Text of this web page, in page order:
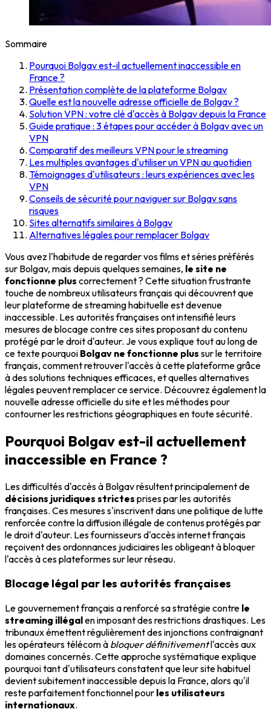
Sommaire
Pourquoi Bolgav est-il actuellement inaccessible en
France ?
Présentation complète de la plateforme Bolgav
Quelle est la nouvelle adresse officielle de Bolgav ?
Solution VPN : votre clé d'accès à Bolgav depuis la France
Guide pratique : 3 étapes pour accéder à Bolgav avec un
VPN
Comparatif des meilleurs VPN pour le streaming
Les multiples avantages d'utiliser un VPN au quotidien
Témoignages d'utilisateurs : leurs expériences avec les
VPN
Conseils de sécurité pour naviguer sur Bolgav sans
risques
Sites alternatifs similaires à Bolgav
Alternatives légales pour remplacer Bolgav
Vous avez l'habitude de regarder vos films et séries préférés
sur Bolgav, mais depuis quelques semaines, le site ne
fonctionne plus correctement ? Cette situation frustrante
touche de nombreux utilisateurs français qui découvrent que
leur plateforme de streaming habituelle est devenue
inaccessible. Les autorités françaises ont intensifié leurs
mesures de blocage contre ces sites proposant du contenu
protégé par le droit d'auteur. Je vous explique tout au long de
ce texte pourquoi Bolgav ne fonctionne plus sur le territoire
français, comment retrouver l'accès à cette plateforme grâce
à des solutions techniques efficaces, et quelles alternatives
légales peuvent remplacer ce service. Découvrez également la
nouvelle adresse officielle du site et les méthodes pour
contourner les restrictions géographiques en toute sécurité.
Pourquoi Bolgav est-il actuellement
inaccessible en France ?
Les difficultés d'accès à Bolgav résultent principalement de
décisions juridiques strictes prises par les autorités
françaises. Ces mesures s'inscrivent dans une politique de lutte
renforcée contre la diffusion illégale de contenus protégés par
le droit d'auteur. Les fournisseurs d'accès internet français
reçoivent des ordonnances judiciaires les obligeant à bloquer
l'accès à ces plateformes sur leur réseau.
Blocage légal par les autorités françaises
Le gouvernement français a renforcé sa stratégie contre le
streaming illégalen imposant des restrictions drastiques. Les
tribunaux émettent régulièrement des injonctions contraignant
les opérateurs télécom à bloquer définitivementl'accès aux
domaines concernés. Cette approche systématique explique
pourquoi tant d'utilisateurs constatent que leur site habituel
devient subitement inaccessible depuis la France, alors qu'il
reste parfaitement fonctionnel pour les utilisateurs
internationaux.